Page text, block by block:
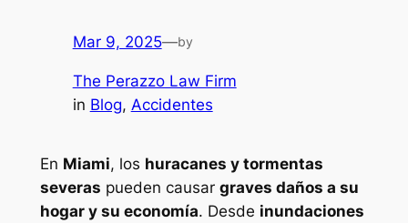
Mar 9, 2025—by
The Perazzo Law Firm
in Blog, Accidentes
En Miami, los huracanes y tormentas
severas pueden causar graves daños a su
hogar y su economía. Desde inundaciones